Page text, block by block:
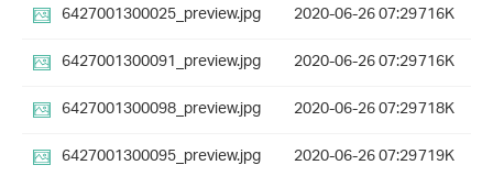
6427001300025_preview.jpg
2020-06-26 07:29716K
6427001300091_preview.jpg
2020-06-26 07:29716K
6427001300098_preview.jpg
2020-06-26 07:29718K
6427001300095_preview.jpg
2020-06-26 07:29719K